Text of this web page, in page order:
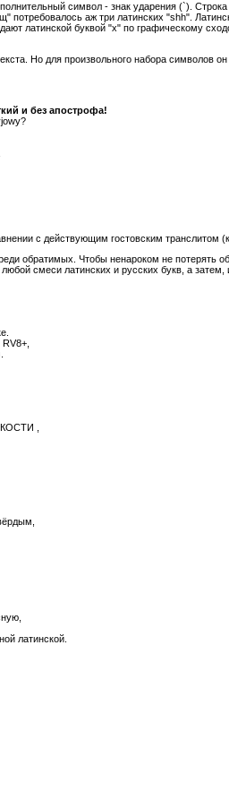
символ - знак ударения (`).
потребовалось аж три латинских "shh".
латинской буквой "x" по графическому
Но для произвольного набора символов
и без апострофа!
с действующим гостовским транслитом
обратимых. Чтобы ненароком не потерять
смеси латинских и русских букв, а затем,
,
латинской.